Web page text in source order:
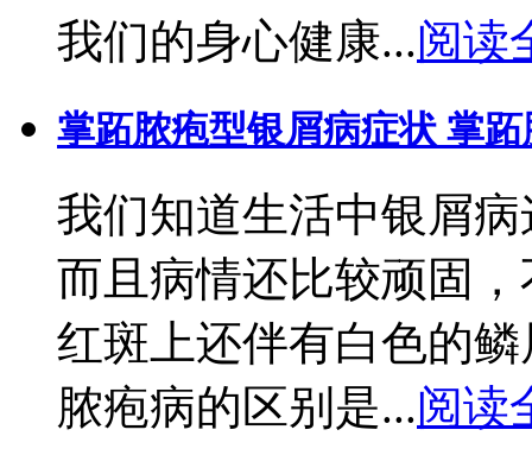
我们的身心健康...阅读
掌跖脓疱型银屑病症状 掌
我们知道生活中银屑
而且病情还比较顽固
红斑上还伴有白色的
脓疱病的区别是...阅读